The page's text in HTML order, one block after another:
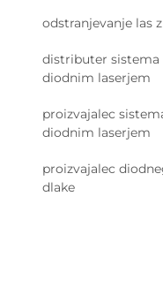
odstranjevanje las
distributer sistema
diodnim laserjem
proizvajalec
diodnim laserjem
proizvajalec
dlake